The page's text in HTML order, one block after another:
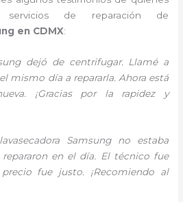
de reparación de
en CDMX:
dejó de centrifugar. Llamé a
mismo día a repararla. Ahora está
¡Gracias por la rapidez y
Samsung no estaba
en el día. El técnico fue
fue justo. ¡Recomiendo al